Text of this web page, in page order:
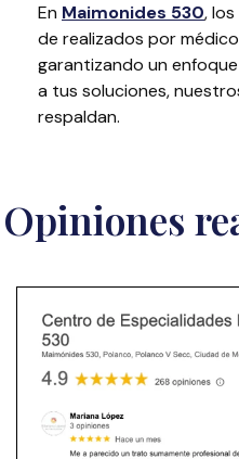
En Maimonides 530,
de realizados por
garantizando un
a tus soluciones,
respaldan.
Opiniones